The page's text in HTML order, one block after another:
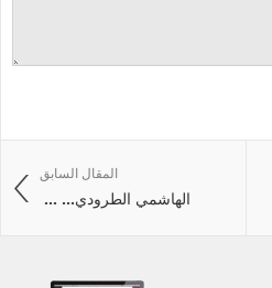
المقال السابق
الهاشمي‭ ‬الطرودي‭ ... ...